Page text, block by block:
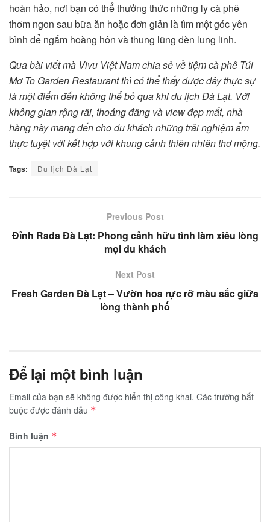
hoàn hảo, nơi bạn có thể thưởng thức những ly cà phê
thơm ngon sau bữa ăn hoặc đơn giản là tìm một góc yên
bình để ngắm hoàng hôn và thung lũng đèn lung linh.
Qua bài viết mà Vivu Việt Nam chia sẻ về tiệm cà phê Túi
Mơ To Garden Restaurant thì có thể thấy được đây thực sự
là một điểm đến không thể bỏ qua khi du lịch Đà Lạt. Với
không gian rộng rãi, thoáng đãng và view đẹp mắt, nhà
hàng này mang đến cho du khách những trải nghiệm ẩm
thực tuyệt vời kết hợp với khung cảnh thiên nhiên thơ mộng.
Tags: Du lịch Đà Lạt
Previous Post
Đỉnh Rada Đà Lạt: Phong cảnh hữu tình làm xiêu lòng
mọi du khách
Next Post
Fresh Garden Đà Lạt – Vườn hoa rực rỡ màu sắc giữa
lòng thành phố
Để lại một bình luận
Email của bạn sẽ không được hiển thị công khai. Các trường bắt
buộc được đánh dấu *
Bình luận *